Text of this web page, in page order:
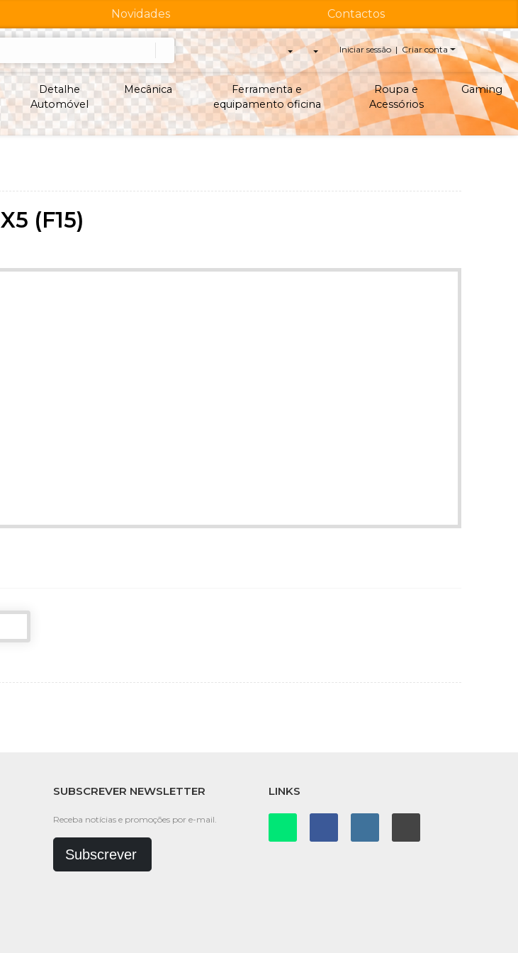
Novidades Contactos
Iniciar sessão | Criar conta
Detalhe
Automóvel
Mecânica
Ferramenta e
equipamento oficina
Roupa e
Acessórios
Gaming
X5 (F15)
SUBSCREVER NEWSLETTER
Receba notícias e promoções por e-mail.
Subscrever
LINKS